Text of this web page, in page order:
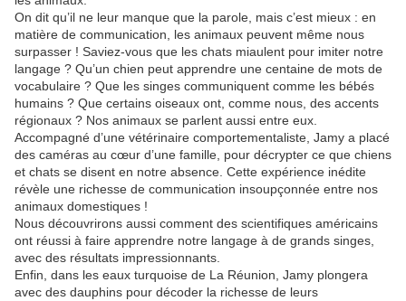
On dit qu’il ne leur manque que la parole, mais c’est mieux : en
matière de communication, les animaux peuvent même nous
surpasser ! Saviez-vous que les chats miaulent pour imiter notre
langage ? Qu’un chien peut apprendre une centaine de mots de
vocabulaire ? Que les singes communiquent comme les bébés
humains ? Que certains oiseaux ont, comme nous, des accents
régionaux ? Nos animaux se parlent aussi entre eux.
Accompagné d’une vétérinaire comportementaliste, Jamy a placé
des caméras au cœur d’une famille, pour décrypter ce que chiens
et chats se disent en notre absence. Cette expérience inédite
révèle une richesse de communication insoupçonnée entre nos
animaux domestiques !
Nous découvrirons aussi comment des scientifiques américains
ont réussi à faire apprendre notre langage à de grands singes,
avec des résultats impressionnants.
Enfin, dans les eaux turquoise de La Réunion, Jamy plongera
avec des dauphins pour décoder la richesse de leurs